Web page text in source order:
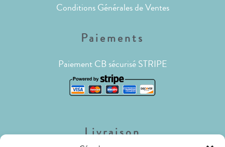
Conditions Générales de Ventes
Paiements
Paiement CB sécurisé STRIPE
Livraison